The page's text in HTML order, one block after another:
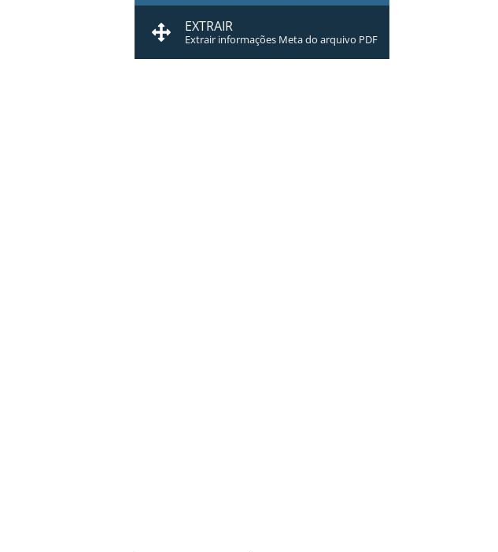
EXTRAIR
Extrair informações Meta do arquivo PDF